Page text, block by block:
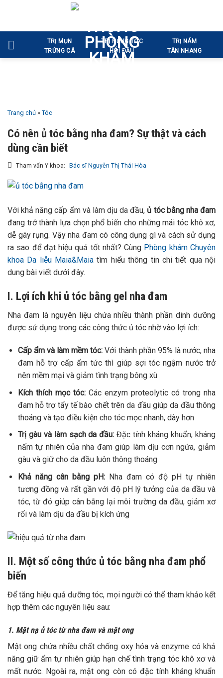
nội
dung
TRỊ MỤN
TRỨNG CÁ
TRỊ RỤNG TÓC
HÓI ĐẦU
TRỊ NÁM
TÀN NHANG
Trang chủ » Tóc
Có nên ủ tóc bằng nha đam? Sự thật và cách
dùng cần biết
Tham vấn Y khoa: Bác sĩ Nguyễn Thị Thái Hòa
Với khả năng cấp ẩm và làm dịu da đầu, ủ tóc bằng nha đam
đang trở thành lựa chọn phổ biến cho những mái tóc khô xơ,
dễ gãy rụng. Vậy nha đam có công dụng gì và cách sử dụng
ra sao để đạt hiệu quả tốt nhất? Cùng Phòng khám Chuyên
khoa Da liễu Maia&Maia tìm hiểu thông tin chi tiết qua nội
dung bài viết dưới đây.
I. Lợi ích khi ủ tóc bằng gel nha đam
Nha đam là nguyên liệu chứa nhiều thành phần dinh dưỡng
được sử dụng trong các công thức ủ tóc nhờ vào lợi ích:
Cấp ẩm và làm mềm tóc: Với thành phần 95% là nước, nha
đam hỗ trợ cấp ẩm tức thì giúp sợi tóc ngậm nước trở
nên mềm mại và giảm tình trạng bông xù
Kích thích mọc tóc:Các enzym proteolytic có trong nha
đam hỗ trợ tẩy tế bào chết trên da đầu giúp da đầu thông
thoáng và tạo điều kiện cho tóc mọc nhanh, dày hơn
Trị gàu và làm sạch da đầu: Đặc tính kháng khuẩn, kháng
nấm tự nhiên của nha đam giúp làm dịu cơn ngứa, giảm
gàu và giữ cho da đầu luôn thông thoáng
Khả năng cân bằng pH:Nha đam có độ pH tự nhiên
tương đồng và rất gần với độ pH lý tưởng của da đầu và
tóc, từ đó giúp cân bằng lại môi trường da đầu, giảm xơ
rối và làm dịu da đầu bị kích ứng
II. Một số công thức ủ tóc bằng nha đam phổ
biến
Để tăng hiệu quả dưỡng tóc, mọi người có thể tham khảo kết
hợp thêm các nguyên liệu sau:
1. Mặt nạ ủ tóc từ nha đam và mật ong
Mật ong chứa nhiều chất chống oxy hóa và enzyme có khả
năng giữ ẩm tự nhiên giúp hạn chế tình trạng tóc khô xơ và
mất nước. Ngoài ra, mật ong còn có đặc tính kháng khuẩn